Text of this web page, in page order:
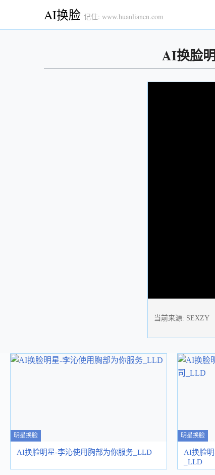
AI换脸 记住: www.huanliancn.com
AI换脸
当前来源: SEXZY
明星换脸
AI换脸明星-李沁使用胸部为你服务_LLD
明星换脸
AI换脸
_LLD